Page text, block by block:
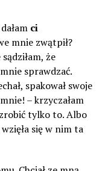
ci
mnie zwątpił?
że
sprawdzać.
spakował swoje
– krzyczałam
tylko to. Albo
się w nim ta